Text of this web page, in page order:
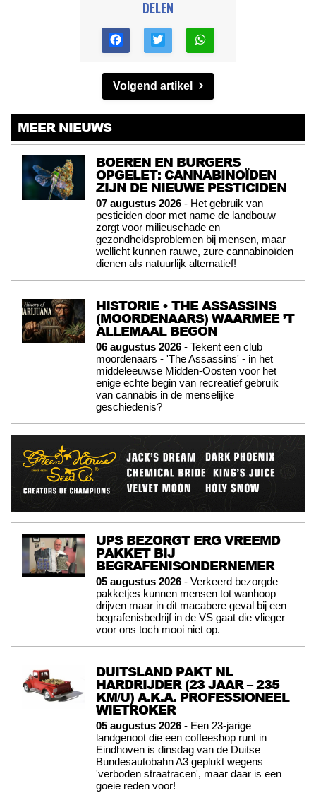
DELEN
Volgend artikel
MEER NIEUWS
BOEREN EN BURGERS
OPGELET: CANNABINOÏDEN
ZIJN DE NIEUWE PESTICIDEN
07 augustus 2026 - Het gebruik van
pesticiden door met name de landbouw
zorgt voor milieuschade en
gezondheidsproblemen bij mensen, maar
wellicht kunnen rauwe, zure cannabinoïden
dienen als natuurlijk alternatief!
HISTORIE • THE ASSASSINS
(MOORDENAARS) WAARMEE ’T
ALLEMAAL BEGON
06 augustus 2026 - Tekent een club
moordenaars - 'The Assassins' - in het
middeleeuwse Midden-Oosten voor het
enige echte begin van recreatief gebruik
van cannabis in de menselijke
geschiedenis?
UPS BEZORGT ERG VREEMD
PAKKET BIJ
BEGRAFENISONDERNEMER
05 augustus 2026 - Verkeerd bezorgde
pakketjes kunnen mensen tot wanhoop
drijven maar in dit macabere geval bij een
begrafenisbedrijf in de VS gaat die vlieger
voor ons toch mooi niet op.
DUITSLAND PAKT NL
HARDRIJDER (23 JAAR – 235
KM/U) A.K.A. PROFESSIONEEL
WIETROKER
05 augustus 2026 - Een 23-jarige
landgenoot die een coffeeshop runt in
Eindhoven is dinsdag van de Duitse
Bundesautobahn A3 geplukt wegens
'verboden straatracen', maar daar is een
goeie reden voor!